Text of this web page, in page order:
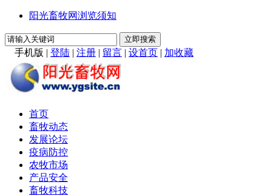
阳光畜牧网浏览须知
手机版 | 登陆 | 注册 | 留言 | 设首页 | 加收藏
首页
畜牧动态
发展论坛
疫病防控
农牧市场
产品安全
畜牧科技